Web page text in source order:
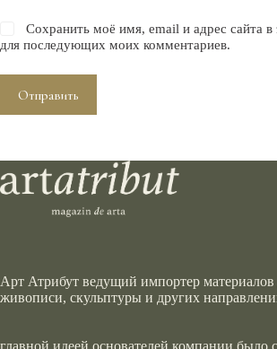
Сохранить моё имя, email и адрес сайта в
для последующих моих комментариев.
Отправить
Арт Атрибут ведущий импортер материалов
живописи, скульптуры и других
главной идеей основателей компании было